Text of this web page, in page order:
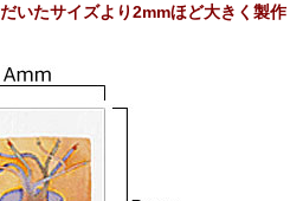
装
額装
額装
いたサイズより2mmほど大きく製作